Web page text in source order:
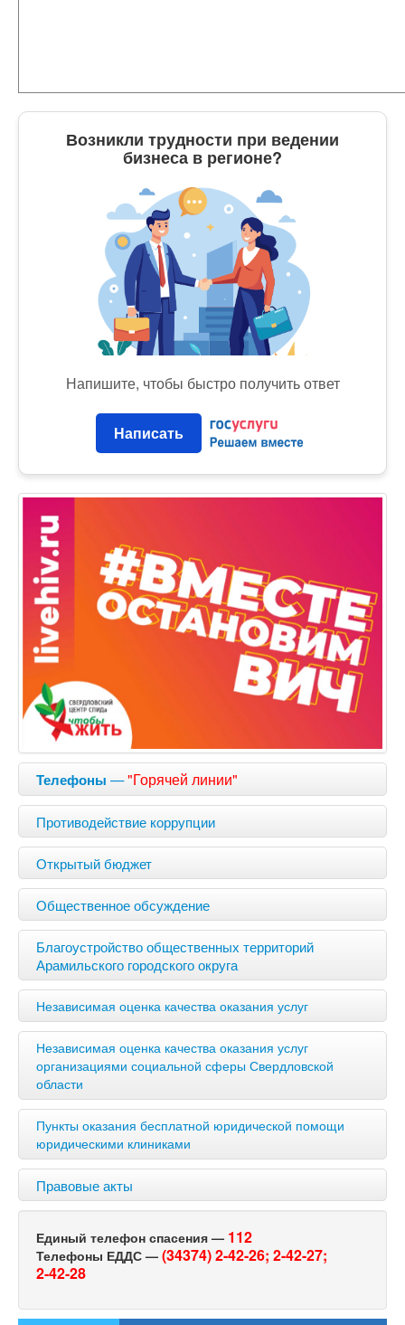
Возникли трудности при ведении
бизнеса в регионе?
Напишите, чтобы быстро получить ответ
Написать
Телефоны —"Горячей линии"
Противодействие коррупции
Открытый бюджет
Общественное обсуждение
Благоустройство общественных территорий
Арамильского городского округа
Независимая оценка качества оказания услуг
Независимая оценка качества оказания услуг
организациями социальной сферы Свердловской
области
Пункты оказания бесплатной юридической помощи
юридическими клиниками
Правовые акты
Единый телефон спасения — 112
Телефоны ЕДДС — (34374) 2-42-26; 2-42-27;
2-42-28